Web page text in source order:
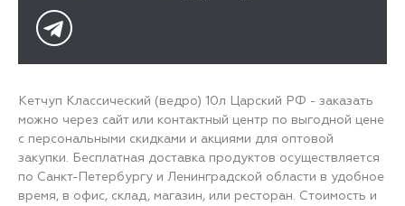
Кетчуп Классический (ведро) 10л Царский РФ - заказать
можно через сайт или контактный центр по выгодной цене
с персональными скидками и акциями для оптовой
закупки. Бесплатная доставка продуктов осуществляется
по Санкт-Петербургу и Ленинградской области в удобное
время, в офис, склад, магазин, или ресторан. Стоимость и